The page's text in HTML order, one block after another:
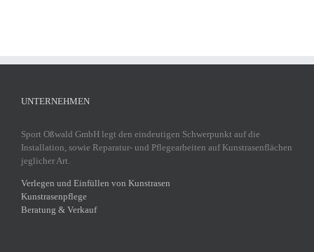
UNTERNEHMEN
Sport Oßwald GmbH legt den eindeutigen Schwerpunkt auf die
Installation, sowie Reparatur- und Pflegearbeiten auf Kunstrasenflächen
jeglicher Art.
Verlegen und Einfüllen von Kunstrasen
Kunstrasenpflege
Beratung & Verkauf